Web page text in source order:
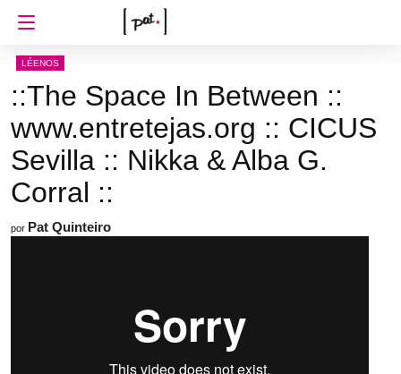
LÉENOS
::The Space In Between ::
www.entretejas.org :: CICUS
Sevilla :: Nikka & Alba G.
Corral ::
por Pat Quinteiro